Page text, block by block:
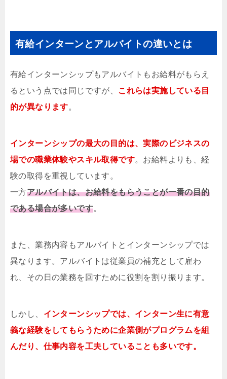
有給インターンとアルバイトの違いとは
有給インターンシップもアルバイトもお給料がもらえ
るという点では同じですが、 これらは実施している目
的が異なります。
インターンシップの最大の目的は、実際のビジネスの
場での職業体験やスキル取得です。お給料よりも、経
験の取得を重視しています。
一方アルバイトは、お給料をもらうことが一番の目的
である場合が多いです。
また、業務内容もアルバイトとインターンシップでは
異なります。アルバイトは従業員の補充として雇わ
れ、その日の業務を回すために役割を割り振ります。
しかし、 インターンシップでは、インターン生に有意
義な経験をしてもらうために企業側がプログラムを組
んだり、仕事内容を工夫していることも多いです。